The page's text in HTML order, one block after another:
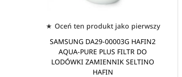
Oceń ten produkt jako pierwszy
SAMSUNG DA29-00003G HAFIN2
AQUA-PURE PLUS FILTR DO
LODÓWKI ZAMIENNIK SELTINO
HAFIN